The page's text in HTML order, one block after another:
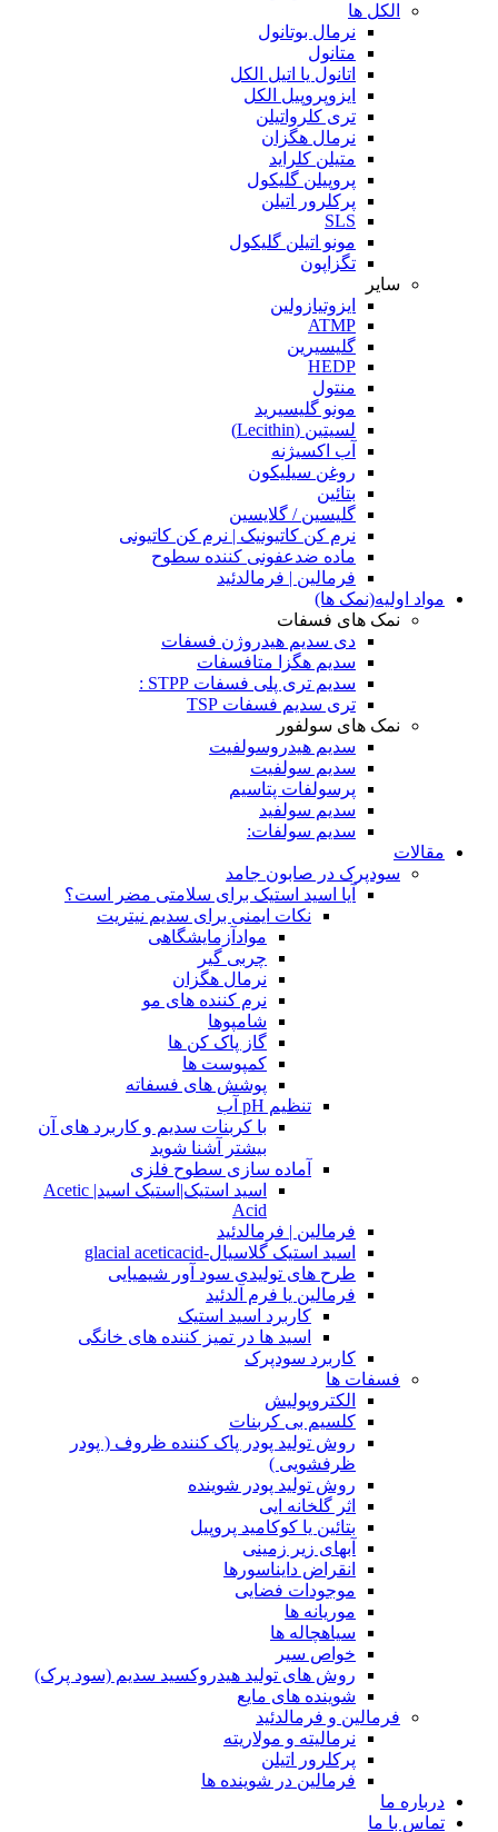
الکل ها
نرمال بوتانول
متانول
اتانول یا اتیل الکل
ایزوپروپیل الکل
تری کلرواتیلن
نرمال هگزان
متیلن کلراید
پروپیلن گلیکول
پرکلرور اتیلن
SLS
مونو اتیلن گلیکول
تگزاپون
سایر
ایزوتیازولین
ATMP
گلیسیرین
HEDP
منتول
مونو گلیسیرید
لسیتین (Lecithin)
آب اکسیژنه
روغن سیلیکون
بتائین
گلیسین / گلایسین
نرم کن کاتیونیک | نرم کن کاتیونی
ماده ضدعفونی کننده سطوح
فرمالین | فرمالدئید
مواد اولیه(نمک ها)
نمک های فسفات
دی سدیم هیدروژن فسفات
سدیم هگزا متافسفات
سدیم تری پلی فسفات STPP :
تری سدیم فسفات TSP
نمک های سولفور
سدیم هیدروسولفیت
سدیم سولفیت
پرسولفات پتاسیم
سدیم سولفید
سدیم سولفات:
مقالات
سودپرک در صابون جامد
آیا اسید استیک برای سلامتی مضر است؟
نکات ایمنی برای سدیم نیتریت
موادآزمایشگاهی
چربی گیر
نرمال هگزان
نرم کننده های مو
شامپوها
گاز پاک کن ها
کمپوست ها
پوشش های فسفاته
تنظیم pH آب
با کربنات سدیم و کاربرد های آن
بیشتر آشنا شوید
آماده سازی سطوح فلزی
اسید استیک|استیک اسید| Acetic
Acid
فرمالین | فرمالدئید
اسید استیک گلاسیال-glacial aceticacid
طرح های تولیدی سود آور شیمیایی
فرمالین یا فرم آلدئید
کاربرد اسید استیک
اسید ها در تمیز کننده های خانگی
کاربرد سودپرک
فسفات ها
الکتروپولیش
کلسیم بی کربنات
روش تولید پودر پاک کننده ظروف ( پودر
ظرفشویی )
روش تولید پودر شوینده
اثر گلخانه ایی
بتائین یا کوکامید پروپیل
آبهای زیر زمینی
انقراض دایناسورها
موجودات فضایی
موریانه ها
سیاهچاله ها
خواص سیر
روش های تولید هیدروکسید سدیم (سود پرک)
شوینده های مایع
فرمالین و فرمالدئید
نرمالیته و مولاریته
پرکلرور اتیلن
فرمالین در شوینده ها
درباره ما
تماس با ما